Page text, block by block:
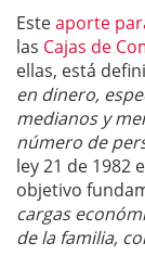
Esteaporte
las Cajas de
ellas, está
en dinero,
medianos y
número de
ley 21 de 1982
objetivo
cargas
de la familia,